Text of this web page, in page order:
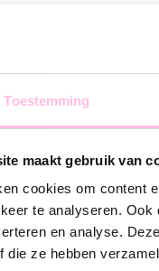
Toestemming
maakt gebruik van
cookies om content
te analyseren.
en analyse.
die ze hebben